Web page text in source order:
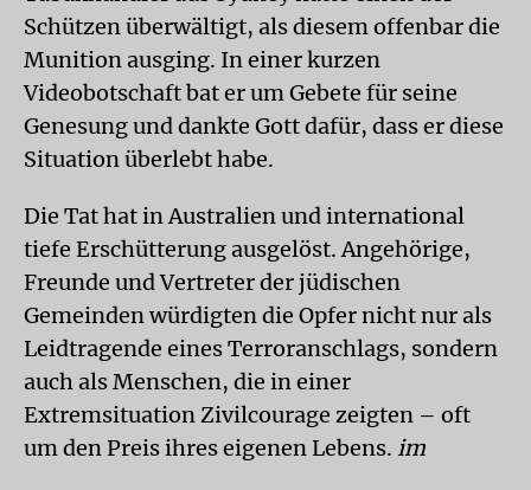
Schützen überwältigt, als diesem offenbar die
Munition ausging. In einer kurzen
Videobotschaft bat er um Gebete für seine
Genesung und dankte Gott dafür, dass er diese
Situation überlebt habe.
Die Tat hat in Australien und international
tiefe Erschütterung ausgelöst. Angehörige,
Freunde und Vertreter der jüdischen
Gemeinden würdigten die Opfer nicht nur als
Leidtragende eines Terroranschlags, sondern
auch als Menschen, die in einer
Extremsituation Zivilcourage zeigten – oft
um den Preis ihres eigenen Lebens. im